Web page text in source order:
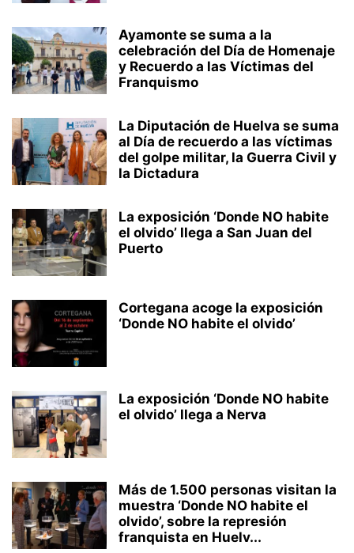
Ayamonte se suma a la
celebración del Día de Homenaje
y Recuerdo a las Víctimas del
Franquismo
La Diputación de Huelva se suma
al Día de recuerdo a las víctimas
del golpe militar, la Guerra Civil y
la Dictadura
La exposición ‘Donde NO habite
el olvido’ llega a San Juan del
Puerto
Cortegana acoge la exposición
‘Donde NO habite el olvido’
La exposición ‘Donde NO habite
el olvido’ llega a Nerva
Más de 1.500 personas visitan la
muestra ‘Donde NO habite el
olvido’, sobre la represión
franquista en Huelv...